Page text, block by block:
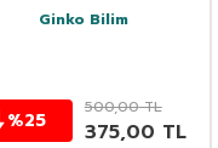
Ginko Bilim
%25
500,00TL
375,00 TL